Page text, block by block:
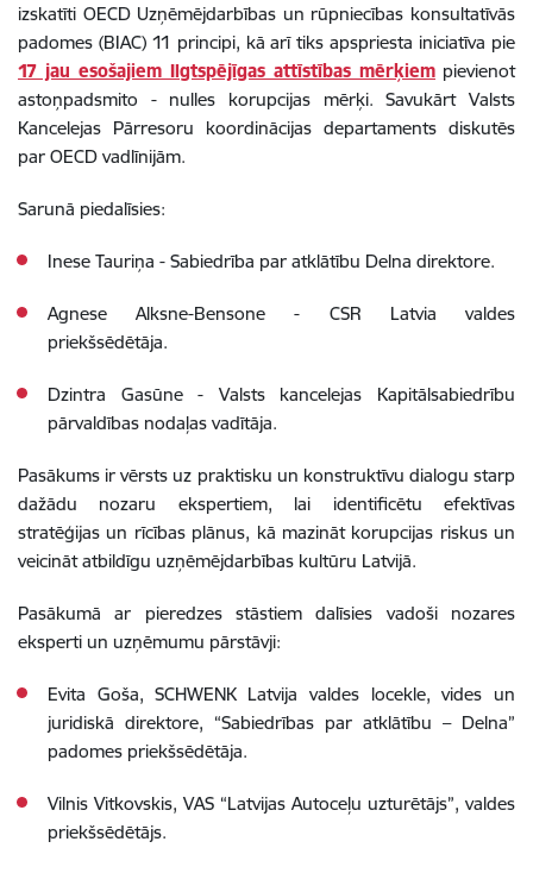
izskatīti OECD Uzņēmējdarbības un rūpniecības konsultatīvās
padomes (BIAC) 11 principi, kā arī tiks apspriesta iniciatīva pie
17 jau esošajiem Ilgtspējīgas attīstības mērķiem pievienot
astoņpadsmito - nulles korupcijas mērķi. Savukārt Valsts
Kancelejas Pārresoru koordinācijas departaments diskutēs
par OECD vadlīnijām.
Sarunā piedalīsies:
Inese Tauriņa - Sabiedrība par atklātību Delna direktore.
Agnese Alksne-Bensone - CSR Latvia valdes
priekšsēdētāja.
Dzintra Gasūne - Valsts kancelejas Kapitālsabiedrību
pārvaldības nodaļas vadītāja.
Pasākums ir vērsts uz praktisku un konstruktīvu dialogu starp
dažādu nozaru ekspertiem, lai identificētu efektīvas
stratēģijas un rīcības plānus, kā mazināt korupcijas riskus un
veicināt atbildīgu uzņēmējdarbības kultūru Latvijā.
Pasākumā ar pieredzes stāstiem dalīsies vadoši nozares
eksperti un uzņēmumu pārstāvji:
Evita Goša, SCHWENK Latvija valdes locekle, vides un
juridiskā direktore, “Sabiedrības par atklātību – Delna”
padomes priekšsēdētāja.
Vilnis Vitkovskis, VAS “Latvijas Autoceļu uzturētājs”, valdes
priekšsēdētājs.